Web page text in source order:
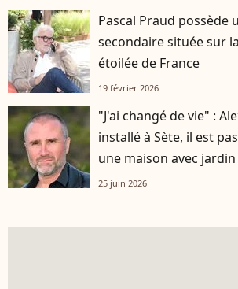
Pascal Praud possède
secondaire située sur
étoilée de France
19 février 2026
"J'ai changé de vie" :
installé à Sète, il est
une maison avec
25 juin 2026